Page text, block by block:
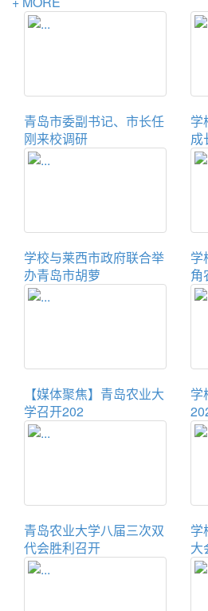
青岛市委副书记、市长任
刚来校调研
学
成
学校与莱西市政府联合举
办青岛市胡萝
学
角
【媒体聚焦】青岛农业大
学召开202
学
青岛农业大学八届三次双
代会胜利召开
学
大